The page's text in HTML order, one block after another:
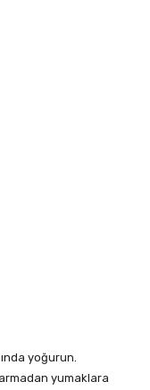
yoğurun.
yumaklara